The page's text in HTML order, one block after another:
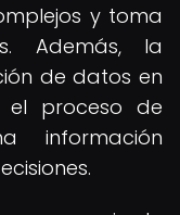
y toma
Además, la
de datos en
el proceso de
información